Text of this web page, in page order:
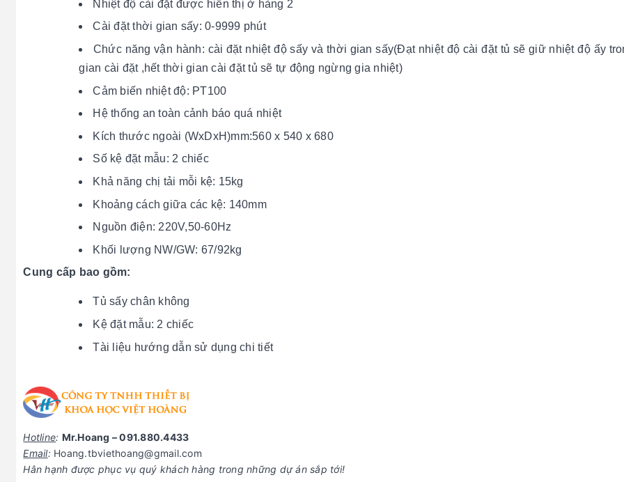
Nhiệt độ cài đặt được hiển thị ở hàng 2
Cài đặt thời gian sấy: 0-9999 phút
Chức năng vận hành: cài đặt nhiệt độ sấy và thời gian sấy(Đạt nhiệt độ cài đặt tủ sẽ giữ nhiệt độ ấy
gian cài đặt ,hết thời gian cài đặt tủ sẽ tự động ngừng gia nhiệt)
Cảm biến nhiệt độ: PT100
Hệ thống an toàn cảnh báo quá nhiệt
Kích thước ngoài (WxDxH)mm:560 x 540 x 680
Số kệ đặt mẫu: 2 chiếc
Khả năng chị tải mỗi kệ: 15kg
Khoảng cách giữa các kệ: 140mm
Nguồn điện: 220V,50-60Hz
Khối lượng NW/GW: 67/92kg
Cung cấp bao gồm:
Tủ sấy chân không
Kệ đặt mẫu: 2 chiếc
Tài liệu hướng dẫn sử dụng chi tiết
Hotline: Mr.Hoang – 091.880.4433
Email:Hoang.tbviethoang@gmail.com
Hân hạnh được phục vụ quý khách hàng trong những dự án sắp tới!